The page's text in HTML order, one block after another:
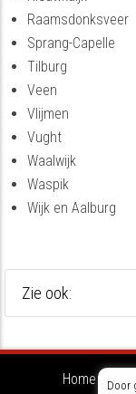
Door
Raamsdonksveer
Sprang-Capelle
Tilburg
Veen
Vlijmen
Vught
Waalwijk
Waspik
Wijk en Aalburg
Home